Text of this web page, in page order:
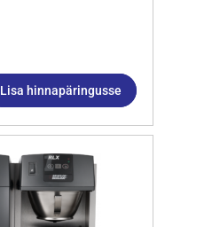
Lisa hinnapäringusse